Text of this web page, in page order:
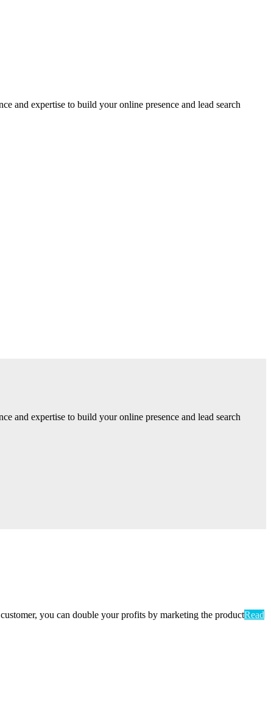
and expertise to build your online presence and lead search
and expertise to build your online presence and lead search
you can double your profits by marketing the productRead